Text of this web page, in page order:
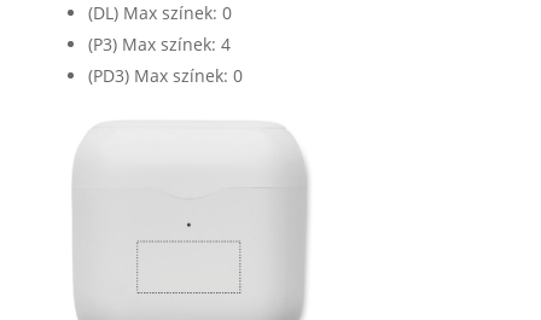
(DL) Max színek: 0
(P3) Max színek: 4
(PD3) Max színek: 0